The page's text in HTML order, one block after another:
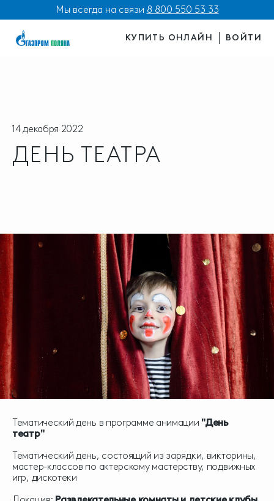
Мы всегда на связи 8 800 550 53 33
КУПИТЬ ОНЛАЙН ВОЙТИ
14 декабря 2022
ДЕНЬ ТЕАТРА
Тематический день в программе анимации "День
театр"
Тематический день, состоящий из зарядки, викторины,
мастер-классов по актерскому мастерству, подвижных
игр, дискотеки